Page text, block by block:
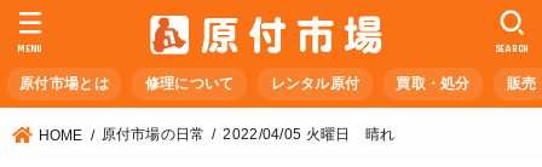
原付市場とは 修理について レンタル原付 買取・処分 販売
SEARCH
MENU
HOME 原付市場の日常 2022/04/05 火曜日 晴れ